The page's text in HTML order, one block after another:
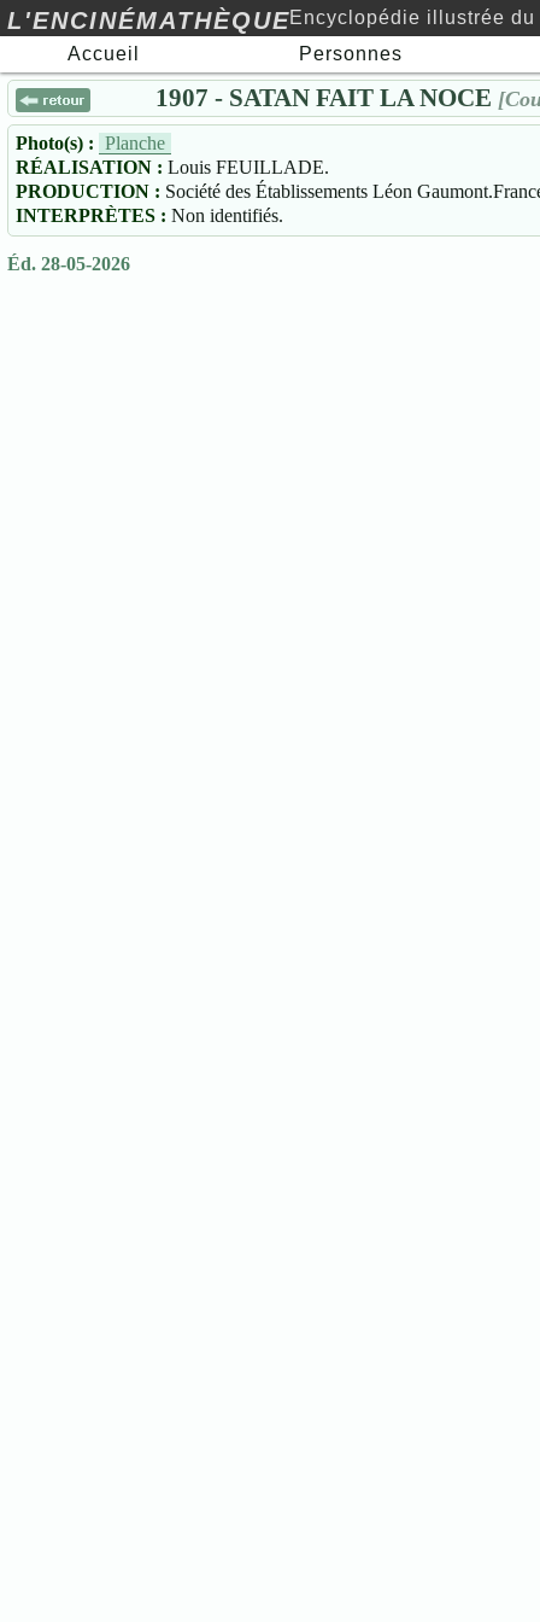
L'ENCINÉMATHÈQUEEncyclopédie illustrée du
cinéma au xxe siècle…
Accueil Personnes
1907 - SATAN FAIT LA NOCE
Photo(s) : Planche
RÉALISATION : Louis FEUILLADE.
PRODUCTION : Société des Établissements Léon
INTERPRÈTES : Non identifiés.
Éd. 28-05-2026